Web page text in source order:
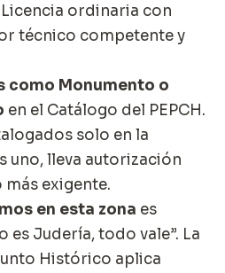
Licencia ordinaria con
técnico competente y
como Monumento o
en el Catálogo del PEPCH.
solo en la
uno, lleva autorización
exigente.
en esta zona es
es Judería, todo vale”. La
Histórico aplica